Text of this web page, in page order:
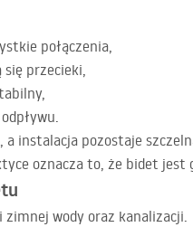
połączenia,
się przecieki,
a instalacja pozostaje
oznacza to, że bidet
zimnej wody oraz kanalizacji.